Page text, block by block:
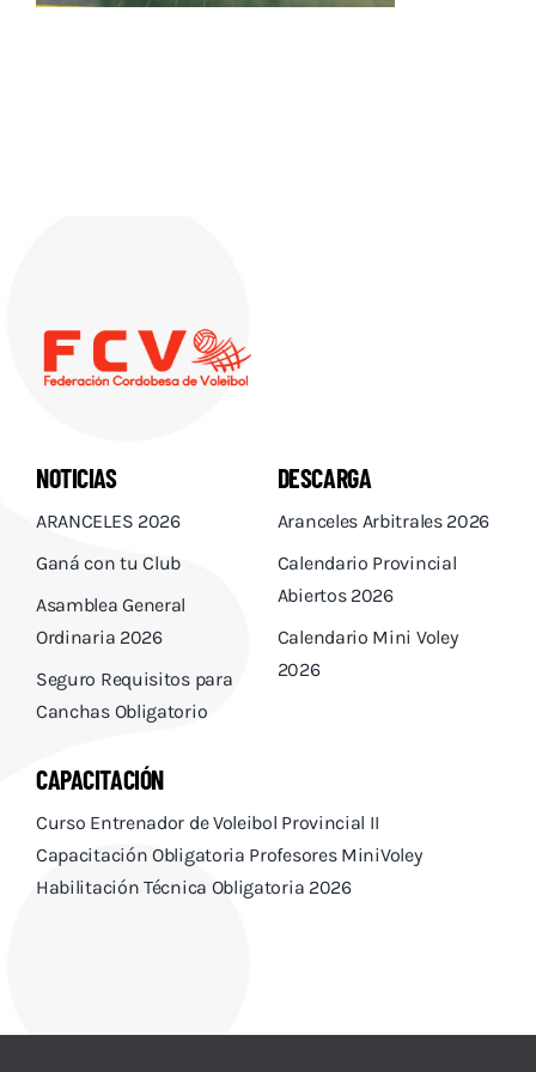
Descargas
NOTICIAS
ARANCELES 2026
Ganá con tu Club
Asamblea General
Ordinaria 2026
Seguro Requisitos para
Canchas Obligatorio
DESCARGA
Aranceles Arbitrales 2026
Calendario Provincial
Abiertos 2026
Calendario Mini Voley
2026
CAPACITACIÓN
Curso Entrenador de Voleibol Provincial II
Capacitación Obligatoria Profesores MiniVoley
Habilitación Técnica Obligatoria 2026